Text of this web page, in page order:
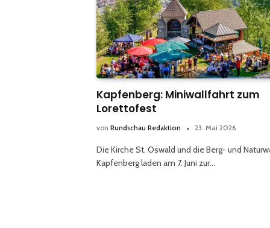
Kapfenberg: Miniwallfahrt zum
Lorettofest
von Rundschau Redaktion 23. Mai 2026
Die Kirche St. Oswald und die Berg- und
Kapfenberg laden am 7. Juni zur…